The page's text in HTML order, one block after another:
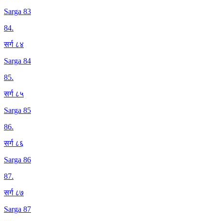
Sarga 83
84.
सर्ग ८४
Sarga 84
85.
सर्ग ८५
Sarga 85
86.
सर्ग ८६
Sarga 86
87.
सर्ग ८७
Sarga 87